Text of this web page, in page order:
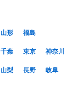
山形
福島
千葉 東京
神奈川
山梨 長野
岐阜